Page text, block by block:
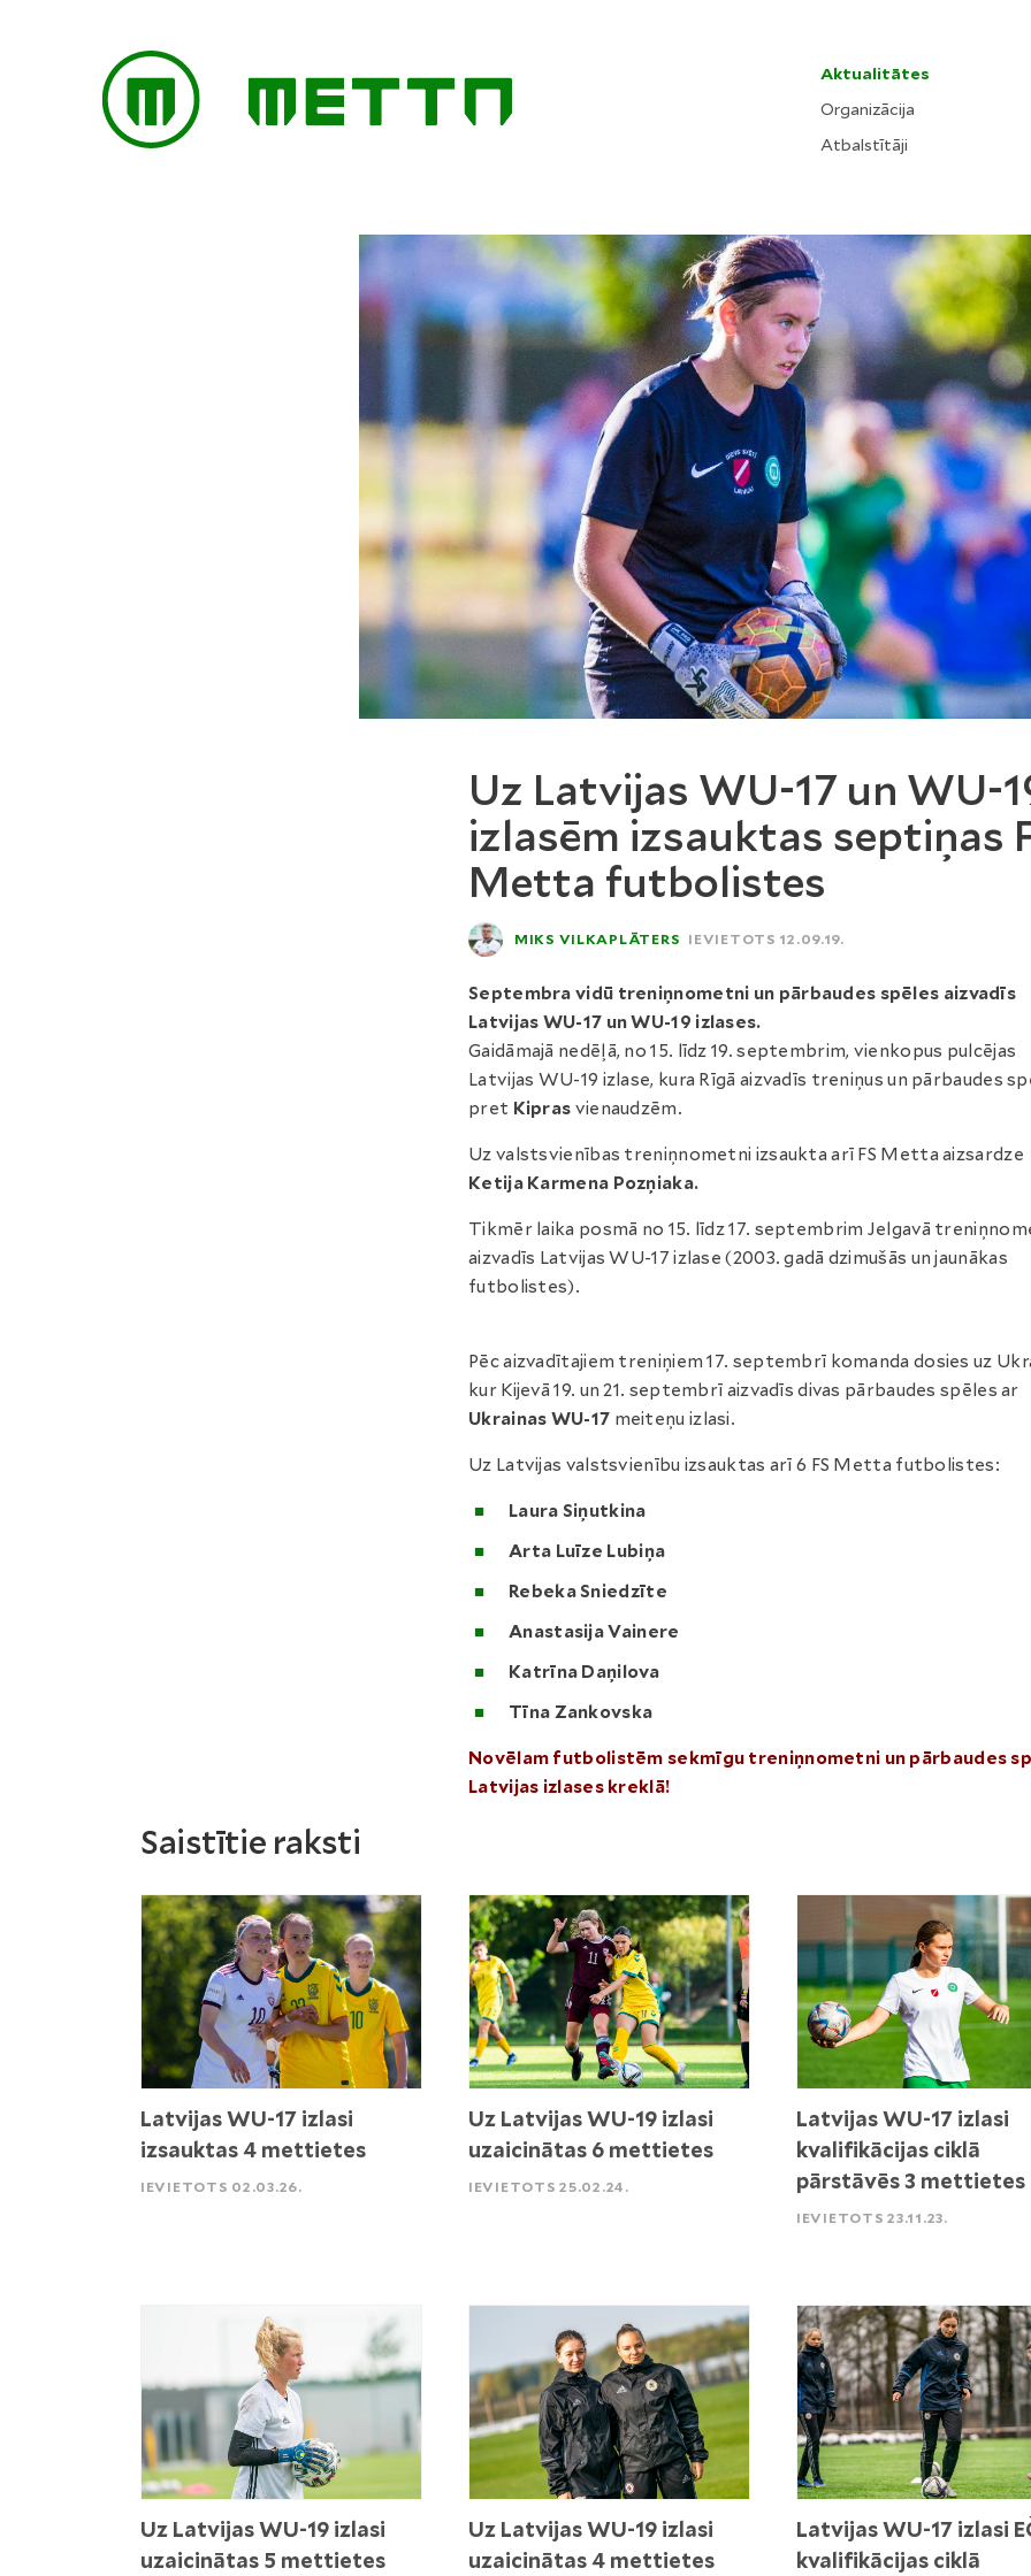
Aktualitātes
Organizācija
Atbalstītāji
Uz Latvijas WU-17 un WU-
izlasēm izsauktas septiņas
Metta futbolistes
MIKS VILKAPLĀTERS IEVIETOTS 12.09.19.
Septembra vidū treniņnometni un pārbaudes spēles aizvadīs
Latvijas WU-17 un WU-19 izlases.
Gaidāmajā nedēļā, no 15. līdz 19. septembrim, vienkopus pulcējas
Latvijas WU-19 izlase, kura Rīgā aizvadīs treniņus un pārbaudes
pret Kipras vienaudzēm.
Uz valstsvienības treniņnometni izsaukta arī FS Metta aizsardze
Ketija Karmena Pozņiaka.
Tikmēr laika posmā no 15. līdz 17. septembrim Jelgavā
aizvadīs Latvijas WU-17 izlase (2003. gadā dzimušās un jaunākas
futbolistes).
Pēc aizvadītajiem treniņiem 17. septembrī komanda dosies uz
kur Kijevā 19. un 21. septembrī aizvadīs divas pārbaudes spēles ar
Ukrainas WU-17 meiteņu izlasi.
Uz Latvijas valstsvienību izsauktas arī 6 FS Metta futbolistes:
Laura Siņutkina
Arta Luīze Lubiņa
Rebeka Sniedzīte
Anastasija Vainere
Katrīna Daņilova
Tīna Zankovska
Novēlam futbolistēm sekmīgu treniņnometni un pārbaudes
Latvijas izlases kreklā!
Saistītie raksti
Latvijas WU-17 izlasi
izsauktas 4 mettietes
IEVIETOTS 02.03.26.
Uz Latvijas WU-19 izlasi
uzaicinātas 6 mettietes
IEVIETOTS 25.02.24.
Latvijas WU-17 izlasi
kvalifikācijas ciklā
pārstāvēs 3 mettietes
IEVIETOTS 23.11.23.
Uz Latvijas WU-19 izlasi
uzaicinātas 5 mettietes
Uz Latvijas WU-19 izlasi
uzaicinātas 4 mettietes
Latvijas WU-17 izlasi
kvalifikācijas ciklā